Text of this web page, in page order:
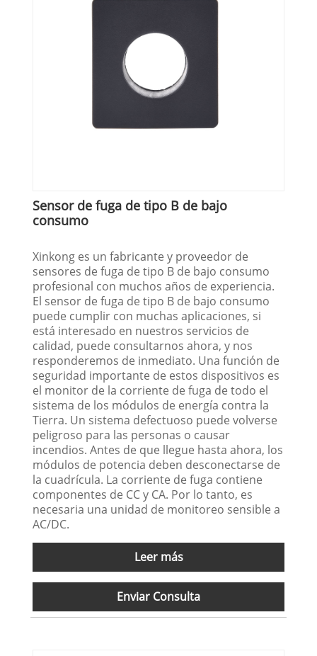
Sensor de fuga de tipo B de bajo
consumo
Xinkong es un fabricante y proveedor de
sensores de fuga de tipo B de bajo consumo
profesional con muchos años de experiencia.
El sensor de fuga de tipo B de bajo consumo
puede cumplir con muchas aplicaciones, si
está interesado en nuestros servicios de
calidad, puede consultarnos ahora, y nos
responderemos de inmediato. Una función de
seguridad importante de estos dispositivos es
el monitor de la corriente de fuga de todo el
sistema de los módulos de energía contra la
Tierra. Un sistema defectuoso puede volverse
peligroso para las personas o causar
incendios. Antes de que llegue hasta ahora, los
módulos de potencia deben desconectarse de
la cuadrícula. La corriente de fuga contiene
componentes de CC y CA. Por lo tanto, es
necesaria una unidad de monitoreo sensible a
AC/DC.
Leer más
Enviar Consulta